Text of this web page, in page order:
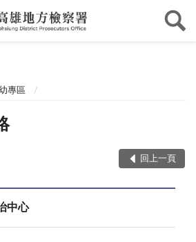
專區
回上一頁
中心